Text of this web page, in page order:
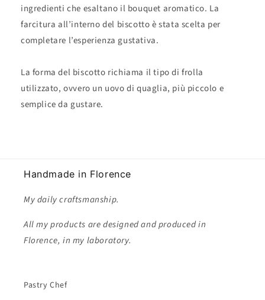
ingredienti che esaltano il bouquet aromatico. La
farcitura all’interno del biscotto è stata scelta per
completare l’esperienza gustativa.
La forma del biscotto richiama il tipo di frolla
utilizzato, ovvero un uovo di quaglia, più piccolo e
semplice da gustare.
Handmade in Florence
My daily craftsmanship.
All my products are designed and produced in
Florence, in my laboratory.
Pastry Chef